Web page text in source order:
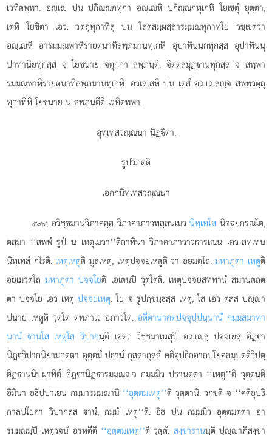
เวทิตพฺพา. อฺเ ปน ปกิณฺณกทุกา อฺเหิ ปกิณฺณกทุเกหิ โยเชตุํ ยุตฺตา,
เตหิ โยชิตา เอว. วตฺถุทุกาทีสุ ปน โสตสมฺผสฺสารมฺมณทุกาทโย วชฺเชตฺวา
อฺเหิ อารมฺมณพาหิรายตนาทิลพฺภมานทุเกหิ อุปาทินฺนกทุกสฺส อุปาทินฺนุ
ปาทานิยทุกสฺส จ โยชนาย จตุกฺกา ลพฺภนฺติ, จิตฺตสมุฏฺานทุกสฺส จ สพฺพา
รมฺมณพาหิรายตนาทิลพฺภมานทุเกหิ. อวเสเสหิ ปน เตสํ อฺเสฺจ สพฺพวตฺถุ
ทุกาทีหิ โยชนาย น ลพฺภนฺตีติ เวทิตพฺพา.
อุทฺเทสวณฺณนา นิฏฺิตา.
รูปวิภตฺติ
เอกกนิทฺเทสวณฺณนา
๕๙๔. อวิชฺชมานวิภาคสฺส วิภาคาภาวทสฺสนเมวนิทฺเทโส นิจฺฉยกรณโต,
ตสฺมา ‘‘สพฺพํรูปํ น เหตุเมวา’’ติอาทินา วิภาคาภาวาวธารเณน เอว-สทฺเทน
นิทฺเทสํ กโรติ. เหตุเหตูติ มูลเหตุ, เหตุปจฺจยเหตูติ วา อยมตฺโถ.มหาภูตา เหตูติ
อยเมวตฺโถมหาภูตา ปจฺจโยติ เอเตนปิ วุตฺโตติ. เหตุปจฺจยสทฺทานํ สมานตฺถตฺ
ตา ปจฺจโย เอว เหตุปจฺจยเหตุ. โย จ รูปกฺขนฺธสฺส เหตุ, โส เอว ตสฺส ปฺา
ปนาย เหตูติ วุตฺโต ตทภาเว อภาวโต. อตีตานาคตปจฺจุปฺปนฺนานํ กมฺมสมาทา
นานํ านโส เหตุโส วิปากนฺติ เอตฺถ วิชฺชมาเนสุปิ อฺเสุ ปจฺจเยสุ อิฏฺา
นิฏฺวิปากนิยามกตฺตา อุตฺตมํ ปธานํ กุสลากุสลํ คติอุปธิกอาลปโยคสมฺปตฺติวิปตฺ
ติฏฺานนิปฺผาทิตํ อิฏฺานิฏฺารมฺมณฺจ กมฺมมิว ปธานตฺตา ‘‘เหตู’’ติ วุตฺตนฺติ
อิมินา อธิปฺปาเยน กมฺมารมฺมณานิ ‘‘อุตฺตมเหตู’’ติ วุตฺตานิ. วกฺขติ จ ‘‘คติอุปธิ
กาลปโยคา วิปากสฺส านํ, กมฺมํ เหตู’’ติ. อิธ ปน กมฺมมิว อุตฺตมตฺตา อา
รมฺมณมฺปิ เหตุวจนํ อรหตีติ ‘‘อุตฺตมเหตู’’ติ วุตฺตํ. สงฺขารานนฺติ ปุฺาภิสงฺขา